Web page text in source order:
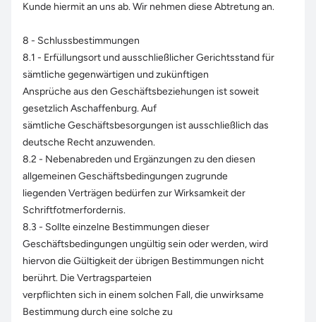
Kunde hiermit an uns ab. Wir nehmen diese Abtretung an.
8 - Schlussbestimmungen
8.1 - Erfüllungsort und ausschließlicher Gerichtsstand für
sämtliche gegenwärtigen und zukünftigen
Ansprüche aus den Geschäftsbeziehungen ist soweit
gesetzlich Aschaffenburg. Auf
sämtliche Geschäftsbesorgungen ist ausschließlich das
deutsche Recht anzuwenden.
8.2 - Nebenabreden und Ergänzungen zu den diesen
allgemeinen Geschäftsbedingungen zugrunde
liegenden Verträgen bedürfen zur Wirksamkeit der
Schriftfotmerfordernis.
8.3 - Sollte einzelne Bestimmungen dieser
Geschäftsbedingungen ungültig sein oder werden, wird
hiervon die Gültigkeit der übrigen Bestimmungen nicht
berührt. Die Vertragsparteien
verpflichten sich in einem solchen Fall, die unwirksame
Bestimmung durch eine solche zu